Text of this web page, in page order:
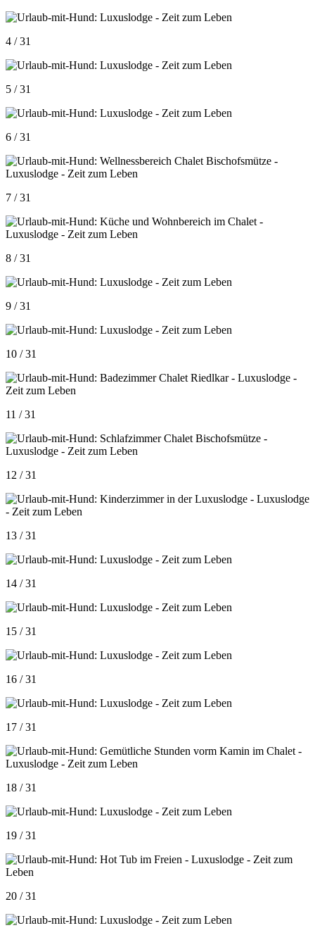
4 / 31
5 / 31
6 / 31
7 / 31
8 / 31
9 / 31
10 / 31
11 / 31
12 / 31
13 / 31
14 / 31
15 / 31
16 / 31
17 / 31
18 / 31
19 / 31
20 / 31